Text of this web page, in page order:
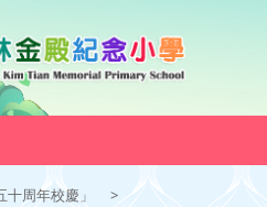
十周年校慶」
>